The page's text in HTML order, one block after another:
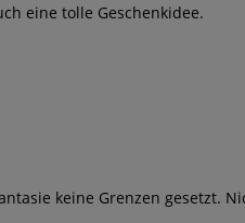
eine tolle Geschenkidee.
keine Grenzen gesetzt.